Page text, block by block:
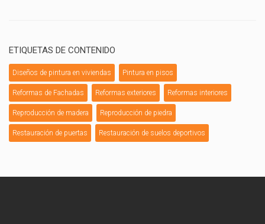
ETIQUETAS DE CONTENIDO
Diseños de pintura en viviendas Pintura en pisos
Reformas de Fachadas Reformas exteriores Reformas interiores
Reproducción de madera Reproducción de piedra
Restauración de puertas Restauración de suelos deportivos